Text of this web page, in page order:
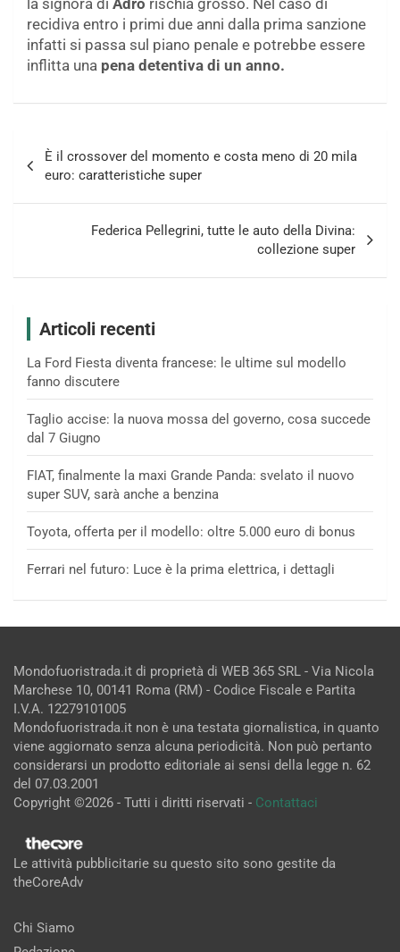
la signora di Adro rischia grosso. Nel caso di
recidiva entro i primi due anni dalla prima sanzione
infatti si passa sul piano penale e potrebbe essere
inflitta una pena detentiva di un anno.
Navigazione
articoli
È il crossover del momento e costa meno di 20 mila
euro: caratteristiche super
Federica Pellegrini, tutte le auto della Divina:
collezione super
Articoli recenti
La Ford Fiesta diventa francese: le ultime sul modello
fanno discutere
Taglio accise: la nuova mossa del governo, cosa succede
dal 7 Giugno
FIAT, finalmente la maxi Grande Panda: svelato il nuovo
super SUV, sarà anche a benzina
Toyota, offerta per il modello: oltre 5.000 euro di bonus
Ferrari nel futuro: Luce è la prima elettrica, i dettagli
Mondofuoristrada.it di proprietà di WEB 365 SRL - Via Nicola
Marchese 10, 00141 Roma (RM) - Codice Fiscale e Partita
I.V.A. 12279101005
Mondofuoristrada.it non è una testata giornalistica, in quanto
viene aggiornato senza alcuna periodicità. Non può pertanto
considerarsi un prodotto editoriale ai sensi della legge n. 62
del 07.03.2001
Copyright ©2026 - Tutti i diritti riservati - Contattaci
Le attività pubblicitarie su questo sito sono gestite da
theCoreAdv
Chi Siamo